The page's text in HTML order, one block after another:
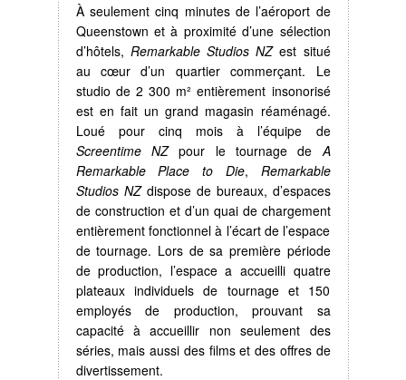
À seulement cinq minutes de l’aéroport de
Queenstown et à proximité d’une sélection
d’hôtels, Remarkable Studios NZest situé
au cœur d’un quartier commerçant. Le
studio de 2 300 m² entièrement insonorisé
est en fait un grand magasin réaménagé.
Loué pour cinq mois à l’équipe de
Screentime NZpour le tournage de A
Remarkable Place to Die, Remarkable
Studios NZdispose de bureaux, d’espaces
de construction et d’un quai de chargement
entièrement fonctionnel à l’écart de l’espace
de tournage. Lors de sa première période
de production, l’espace a accueilli quatre
plateaux individuels de tournage et 150
employés de production, prouvant sa
capacité à accueillir non seulement des
séries, mais aussi des films et des offres de
divertissement.